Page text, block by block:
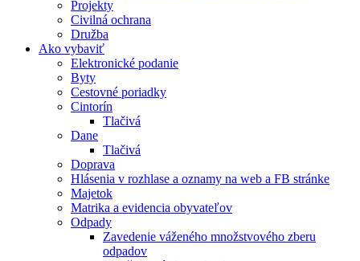
Projekty
Civilná ochrana
Družba
Ako vybaviť
Elektronické podanie
Byty
Cestovné poriadky
Cintorín
Tlačivá
Dane
Tlačivá
Doprava
Hlásenia v rozhlase a oznamy na web a FB stránke
Majetok
Matrika a evidencia obyvateľov
Odpady
Zavedenie váženého množstvového zberu
odpadov